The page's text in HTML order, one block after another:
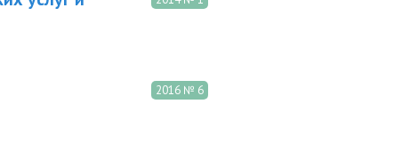
2016 № 6